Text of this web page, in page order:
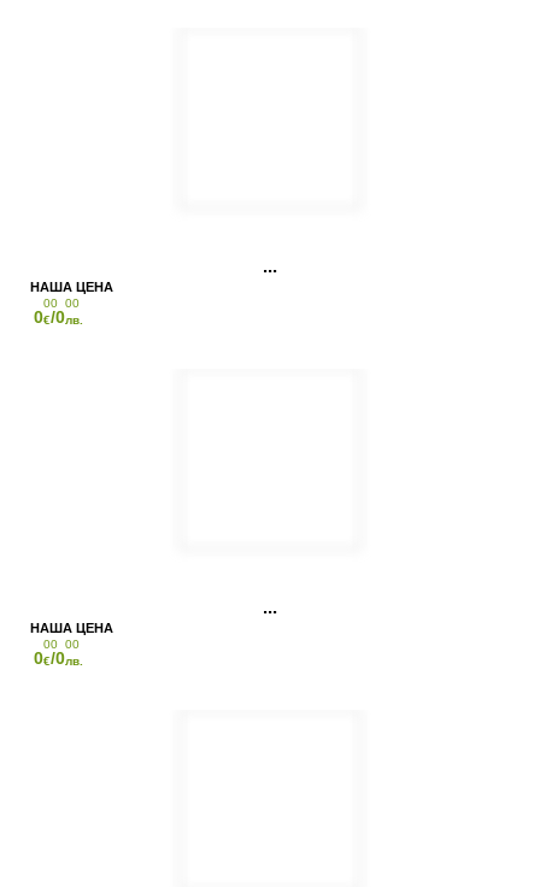
0
00
€/0
00
лв.
0
00
€/0
00
лв.